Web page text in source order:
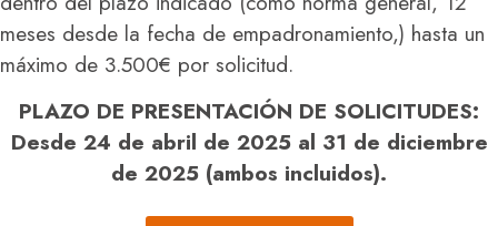
meses desde la fecha de empadronamiento,) hasta un
máximo de 3.500€ por solicitud.
PLAZO DE PRESENTACIÓN DE SOLICITUDES:
Desde 24 de abril de 2025 al 31 de diciembre
de 2025 (ambos incluidos).